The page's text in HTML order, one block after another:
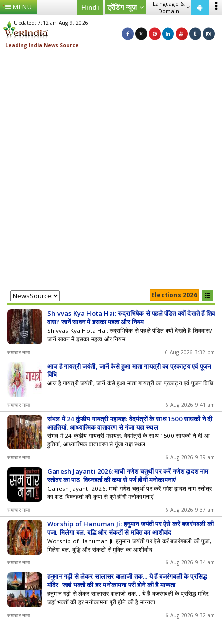
MENU Hindi ट्रेंडिंग न्यूज़
Language &
Domain
Updated: 7:12 am Aug 9, 2026
Elections 2026
Shivvas Kya Hota Hai: रुद्राभिषेक से पहले पंडित क्यों देखते हैं शिव
वास? जानें सावन में इसका महत्व और नियम
Shivvas Kya Hota Hai: रुद्राभिषेक से पहले पंडित क्यों देखते हैं शिववास?
जानें सावन में इसका महत्व और नियम
समाचार नामा 6 Aug 2026 3:32 pm
आज है गायत्री जयंती, जानें कैसे हुआ माता गायत्री का प्रकाट्य एवं पूजन
विधि
आज है गायत्री जयंती, जानें कैसे हुआ माता गायत्री का प्रकाट्य एवं पूजन विधि
समाचार नामा 6 Aug 2026 9:41 am
संभल में 24 कुंडीय गायत्री महायज्ञ: वेदमंत्रों के साथ 1500 साधकों ने दी
आहुतियां, आध्यात्मिक वातावरण से गूंजा यज्ञ स्थल
संभल में 24 कुंडीय गायत्री महायज्ञ: वेदमंत्रों के साथ 1500 साधकों ने दी आ
हुतियां, आध्यात्मिक वातावरण से गूंजा यज्ञ स्थल
समाचार नामा 6 Aug 2026 9:39 am
Ganesh Jayanti 2026: माघी गणेश चतुर्थी पर करें गणेश द्वादश नाम
स्तोत्र का पाठ, विघ्नहर्ता की कृपा से पूर्ण होंगी मनोकामनाएं
Ganesh Jayanti 2026: माघी गणेश चतुर्थी पर करें गणेश द्वादश नाम स्तोत्र
का पाठ, विघ्नहर्ता की कृपा से पूर्ण होंगी मनोकामनाएं
समाचार नामा 6 Aug 2026 9:37 am
Worship of Hanuman Ji: हनुमान जयंती पर ऐसे करें बजरंगबली की
पूजा, मिलेगा बल, बुद्धि और संकटों से मुक्ति का आशीर्वाद
Worship of Hanuman Ji: हनुमान जयंती पर ऐसे करें बजरंगबली की पूजा,
मिलेगा बल, बुद्धि और संकटों से मुक्ति का आशीर्वाद
समाचार नामा 6 Aug 2026 9:34 am
हनुमान गढ़ी से लेकर सालासर बालाजी तक... ये हैं बजरंगबली के प्रसिद्ध
मंदिर, जहां भक्तों की हर मनोकामना पूरी होने की है मान्यता
हनुमान गढ़ी से लेकर सालासर बालाजी तक... ये हैं बजरंगबली के प्रसिद्ध मंदिर,
जहां भक्तों की हर मनोकामना पूरी होने की है मान्यता
समाचार नामा 6 Aug 2026 9:32 am